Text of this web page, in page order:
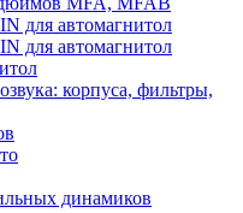
для автомагнитол
для автомагнитол
корпуса, фильтры,
динамиков